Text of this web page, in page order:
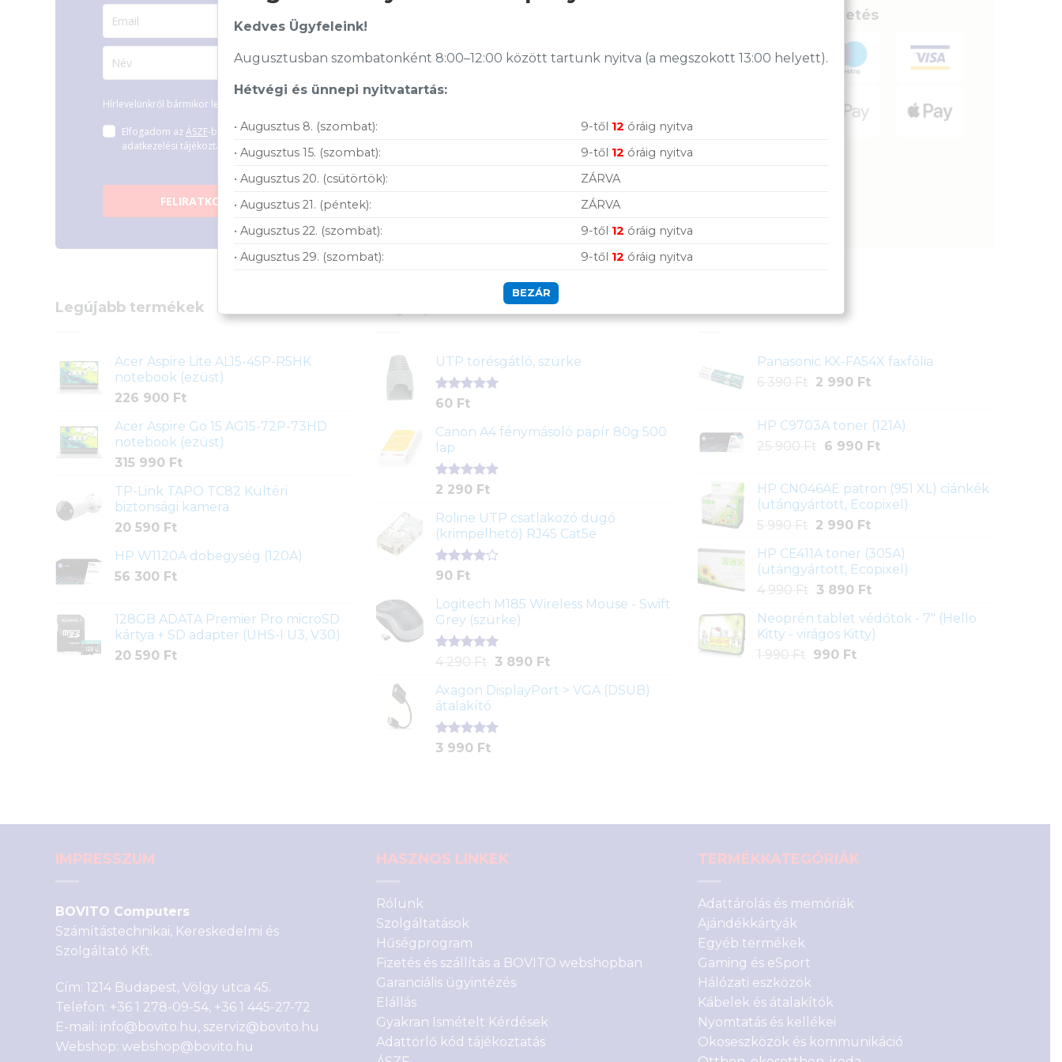
Hírlevelünkről bármikor leiratkozhatsz.
Elfogadom az ÁSZF-ben található
adatkezelési tájékoztatót.
FELIRATKOZOM
Biztonságos fizetés
Legújabb termékek
Acer Aspire Lite AL15-45P-R5HK
notebook (ezüst)
226 900 Ft
Acer Aspire Go 15 AG15-72P-73HD
notebook (ezüst)
315 990 Ft
TP-Link TAPO TC82 Kültéri
biztonsági kamera
20 590 Ft
HP W1120A dobegység (120A)
56 300 Ft
128GB ADATA Premier Pro microSD
kártya + SD adapter (UHS-I U3, V30)
20 590 Ft
Legnépszerűbb termékek
UTP törésgátló, szürke
Értékelés
ből,
1
értékelés
alapján
60 Ft
Canon A4 fénymásoló papír 80g 500
lap
Értékelés
ből,
2
értékelés
alapján
2 290 Ft
Roline UTP csatlakozó dugó
(krimpelhető) RJ45 Cat5e
Értékelés
5-ből,
2
értékelés
alapján
90 Ft
Logitech M185 Wireless Mouse - Swift
Grey (szürke)
Értékelés
ből,
1
értékelés
alapján
4 290 Ft
Original
was:
290 Ft.
3 890 FtCurrent
is:
Axagon DisplayPort > VGA (DSUB)
átalakító
Értékelés
1
3 990 Ft
Panasonic KX-FA54X faxfólia
6 390 Ft
Original
6
390 Ft.
2 990 FtCurrent
2
990 Ft.
HP C9703A toner (121A)
25 900 Ft
Original
25
900 Ft.
6 990 FtCurrent
6
990 Ft.
HP CN046AE patron (951 XL) ciánkék
(utángyártott, Ecopixel)
5 990 Ft
Original
was:
5
990 Ft.
2 990 FtCurrent
is:
2
990 Ft.
HP CE411A toner (305A)
(utángyártott, Ecopixel)
4 990 Ft
Original
was:
4
990 Ft.
3 890 FtCurrent
is:
3
Neoprén tablet védőtok - 7" (Hello
Kitty - virágos Kitty)
1 990 Ft
Original
990 FtCurrent
IMPRESSZUM
BOVITO Computers
Számítástechnikai, Kereskedelmi és
Szolgáltató Kft.
Cím: 1214 Budapest, Völgy utca 45.
Telefon: +36 1 278-09-54, +36 1 445-27-72
E-mail: info@bovito.hu, szerviz@bovito.hu
Webshop: webshop@bovito.hu
HASZNOS LINKEK
Rólunk
Szolgáltatások
Hűségprogram
Fizetés és szállítás a BOVITO webshopban
Garanciális ügyintézés
Elállás
Gyakran Ismételt Kérdések
Adattörlő kód tájékoztatás
TERMÉKKATEGÓRIÁK
Adattárolás és memóriák
Ajándékkártyák
Egyéb termékek
Gaming és eSport
Hálózati eszközök
Kábelek és átalakítók
Nyomtatás és kellékei
Okoseszközök és kommunikáció
Kedves Ügyfeleink!
Augusztusban szombatonként 8:00–12:00 között tartunk nyitva (a megszokott 13:00 helyett).
Hétvégi és ünnepi nyitvatartás:
• Augusztus 8. (szombat): 9-től 12 óráig nyitva
• Augusztus 15. (szombat):
9-től 12 óráig nyitva
• Augusztus 20. (csütörtök):
ZÁRVA
• Augusztus 21. (péntek):
ZÁRVA
• Augusztus 22. (szombat):
9-től 12 óráig nyitva
• Augusztus 29. (szombat):
9-től 12 óráig nyitva
BEZÁR